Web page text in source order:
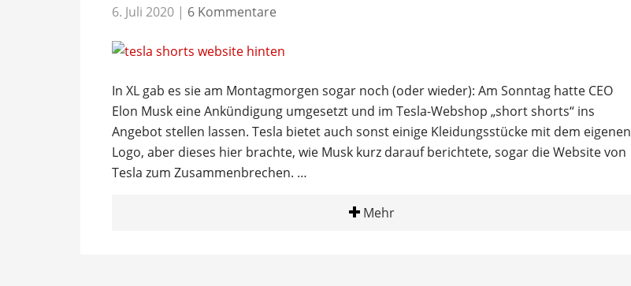
6. Juli 2020 | 6 Kommentare
In XL gab es sie am Montagmorgen sogar noch (oder wieder): Am Sonntag hatte CEO
Elon Musk eine Ankündigung umgesetzt und im Tesla-Webshop „short shorts“ ins
Angebot stellen lassen. Tesla bietet auch sonst einige Kleidungsstücke mit dem eigenen
Logo, aber dieses hier brachte, wie Musk kurz darauf berichtete, sogar die Website von
Tesla zum Zusammenbrechen. …
Mehr